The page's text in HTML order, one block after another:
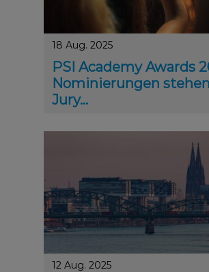
18 Aug. 2025
PSI Academy Awards
Nominierungen
Jury...
12 Aug. 2025